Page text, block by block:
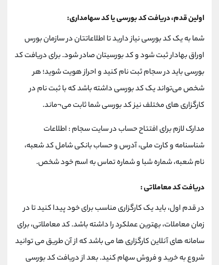
اولین قدم، دریافت کد بورسی یا کد سهامداری:
شما به یک کد بورسی نیاز دارید تا اطلاعاتتان در سازمان بورس
اوراق بهادار ثبت شود و کد بورسیتان صادر شود. برای دریافت کد
بورسی باید در سجام ثبت نام کنید و احراز هویت شوید؛ هر
شخص می‌تواند یک کد بورسی داشته باشد که با ثبت نام در
کارگزاری های مختلف نیز کد بورسی شما ثابت می¬ماند.
مدارک لازم برای افتتاح حساب در سایت سجام : اطلاعات
شناسنامه‌ و کارت ملی، آدرس و حساب بانکی شامل کد شعبه،
نام شعبه، شماره شبا و شماره تماس به اسم خود شخص.
دریافت کد معاملاتی :
در قدم اول، باید یک کارگزاری مناسب برای خود پیدا کنید تا در
زمان معاملات، بهترین عملکرد را داشته باشد. کد معاملاتی، برای
سامانه های آنلاین کارگزاری ها می باشد که از آن طریق می توانید
شروع به خرید و فروش سهام کنید. بعد از دریافت کد بورسی